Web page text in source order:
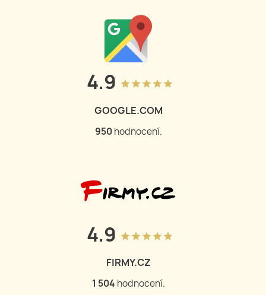
4.9 grade grade grade grade grade
GOOGLE.COM
950 hodnocení.
4.9 grade grade grade grade grade
FIRMY.CZ
1 504 hodnocení.